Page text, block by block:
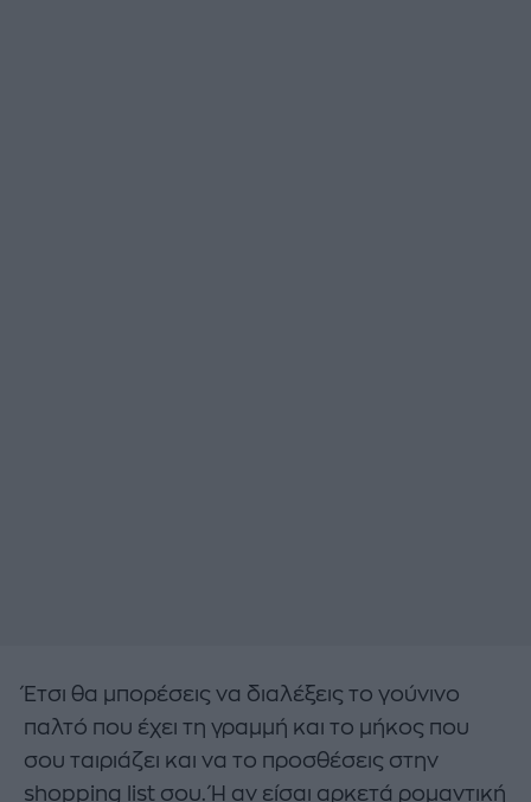
Έτσι θα μπορέσεις να διαλέξεις το γούνινο
παλτό που έχει τη γραμμή και το μήκος που
σου ταιριάζει και να το προσθέσεις στην
shopping list σου. Ή αν είσαι αρκετά ρομαντική